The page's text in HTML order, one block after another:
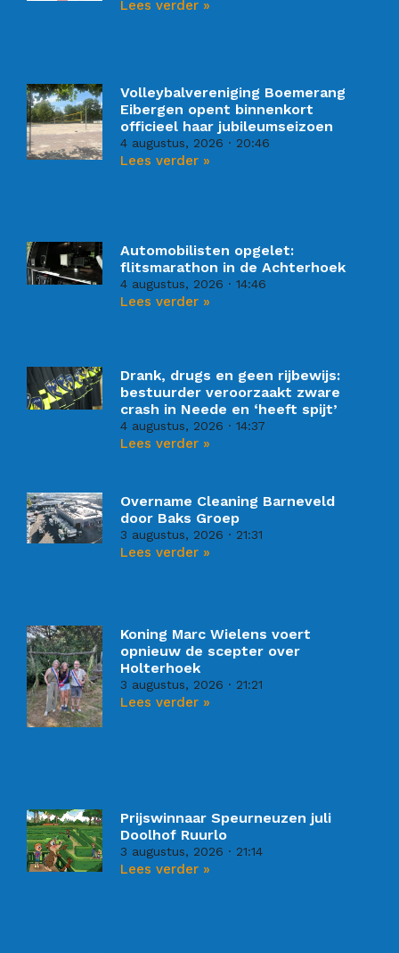
Lees verder »
Volleybalvereniging Boemerang
Eibergen opent binnenkort
officieel haar jubileumseizoen
4 augustus, 2026 20:46
Lees verder »
Automobilisten opgelet:
flitsmarathon in de Achterhoek
4 augustus, 2026 14:46
Lees verder »
Drank, drugs en geen rijbewijs:
bestuurder veroorzaakt zware
crash in Neede en ‘heeft spijt’
4 augustus, 2026 14:37
Lees verder »
Overname Cleaning Barneveld
door Baks Groep
3 augustus, 2026 21:31
Lees verder »
Koning Marc Wielens voert
opnieuw de scepter over
Holterhoek
3 augustus, 2026 21:21
Lees verder »
Prijswinnaar Speurneuzen juli
Doolhof Ruurlo
3 augustus, 2026 21:14
Lees verder »